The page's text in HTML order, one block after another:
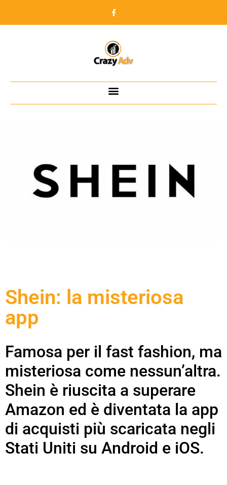
Shein: la misteriosa
app
Famosa per il fast fashion, ma
misteriosa come nessun’altra.
Shein è riuscita a superare
Amazon ed è diventata la app
di acquisti più scaricata negli
Stati Uniti su Android e iOS.